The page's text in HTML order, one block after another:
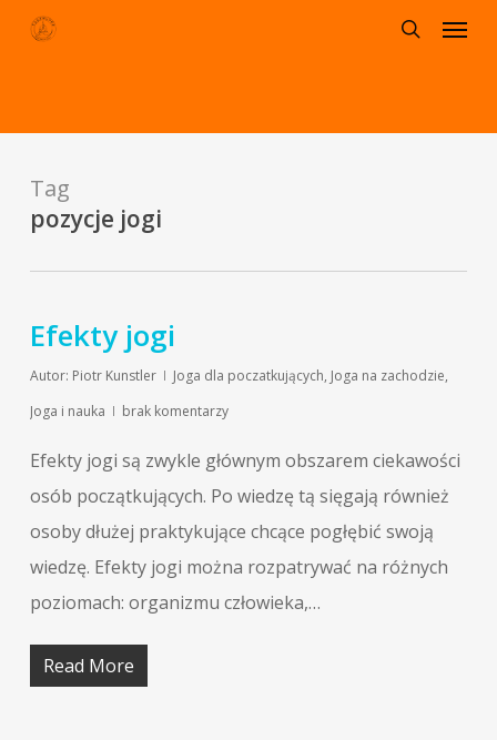
Skip
Menu
Tag
pozycje jogi
Efekty jogi
Autor: Piotr Kunstler Joga dla poczatkujących, Joga na zachodzie,
Joga i nauka
brak komentarzy
Efekty jogi są zwykle głównym obszarem ciekawości
osób początkujących. Po wiedzę tą sięgają również
osoby dłużej praktykujące chcące pogłębić swoją
wiedzę. Efekty jogi można rozpatrywać na różnych
poziomach: organizmu człowieka,…
Read More